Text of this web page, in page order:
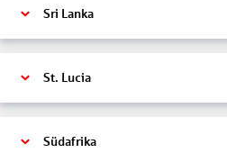
Sri Lanka
St. Lucia
Südafrika